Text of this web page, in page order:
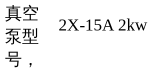
真空
泵型
号，
2X-15A 2kw